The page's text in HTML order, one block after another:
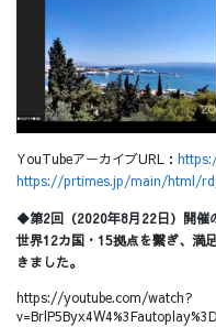
YouTubeアーカイブURL：
https://prtimes.jp/main/html/
◆第2回（2020年8月22日）開催
世界12カ国・15拠点を繋ぎ、満
きました。
https://youtube.com/watch?